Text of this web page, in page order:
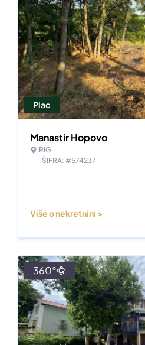
Plac
Manastir Hopovo
IRIG
ŠIFRA: #574237
Više o nekretnini >
360°